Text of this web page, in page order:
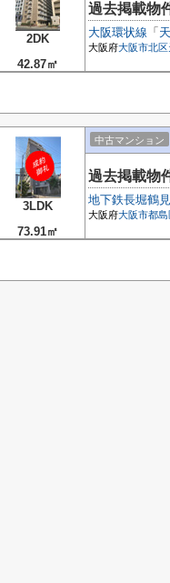
2DK
42.87㎡
過去掲載物
大阪環状線 「
大阪府大阪市北区
3LDK
73.91㎡
中古マンション
過去掲載物
地下鉄長堀鶴
大阪府大阪市都島